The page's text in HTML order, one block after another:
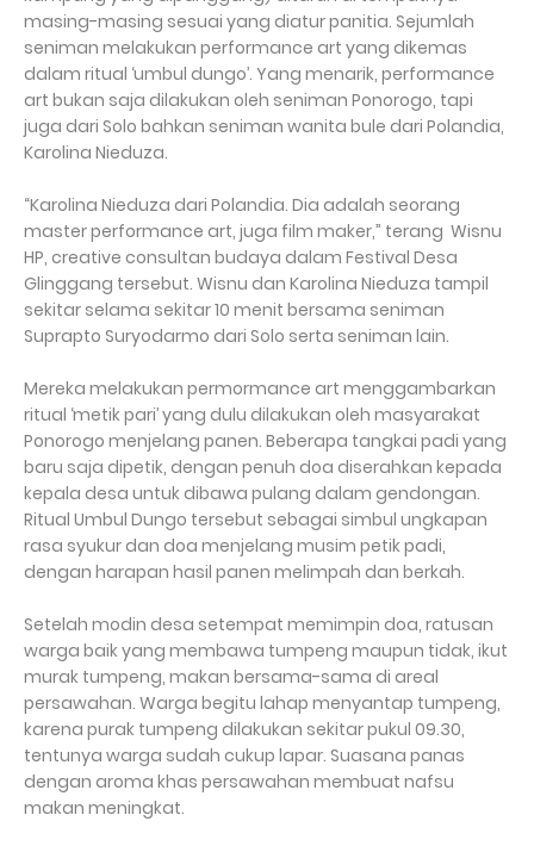
masing-masing sesuai yang diatur panitia. Sejumlah
seniman melakukan performance art yang dikemas
dalam ritual ‘umbul dungo’. Yang menarik, performance
art bukan saja dilakukan oleh seniman Ponorogo, tapi
juga dari Solo bahkan seniman wanita bule dari Polandia,
Karolina Nieduza.
“Karolina Nieduza dari Polandia. Dia adalah seorang
master performance art, juga film maker,” terang Wisnu
HP, creative consultan budaya dalam Festival Desa
Glinggang tersebut. Wisnu dan Karolina Nieduza tampil
sekitar selama sekitar 10 menit bersama seniman
Suprapto Suryodarmo dari Solo serta seniman lain.
Mereka melakukan permormance art menggambarkan
ritual ‘metik pari’ yang dulu dilakukan oleh masyarakat
Ponorogo menjelang panen. Beberapa tangkai padi yang
baru saja dipetik, dengan penuh doa diserahkan kepada
kepala desa untuk dibawa pulang dalam gendongan.
Ritual Umbul Dungo tersebut sebagai simbul ungkapan
rasa syukur dan doa menjelang musim petik padi,
dengan harapan hasil panen melimpah dan berkah.
Setelah modin desa setempat memimpin doa, ratusan
warga baik yang membawa tumpeng maupun tidak, ikut
murak tumpeng, makan bersama-sama di areal
persawahan. Warga begitu lahap menyantap tumpeng,
karena purak tumpeng dilakukan sekitar pukul 09.30,
tentunya warga sudah cukup lapar. Suasana panas
dengan aroma khas persawahan membuat nafsu
makan meningkat.